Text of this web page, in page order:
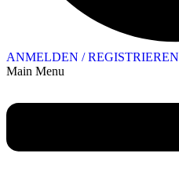
ANMELDEN / REGISTRIEREN
Main Menu